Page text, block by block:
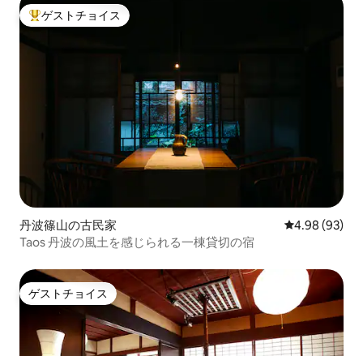
大好評のゲストチョイスです。
ゲストチョイス
丹波篠山の古民家 レビュー93
4.98 (93)
Taos 丹波の風土を感じられる一棟貸切の宿
ゲストチョイス
ゲストチョイス